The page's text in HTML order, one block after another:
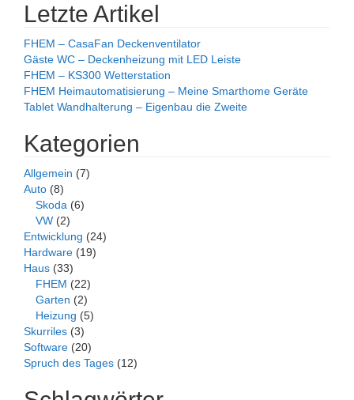
Letzte Artikel
FHEM – CasaFan Deckenventilator
Gäste WC – Deckenheizung mit LED Leiste
FHEM – KS300 Wetterstation
FHEM Heimautomatisierung – Meine Smarthome Geräte
Tablet Wandhalterung – Eigenbau die Zweite
Kategorien
Allgemein (7)
Auto (8)
Skoda (6)
VW (2)
Entwicklung (24)
Hardware (19)
Haus (33)
FHEM (22)
Garten (2)
Heizung (5)
Skurriles (3)
Software (20)
Spruch des Tages (12)